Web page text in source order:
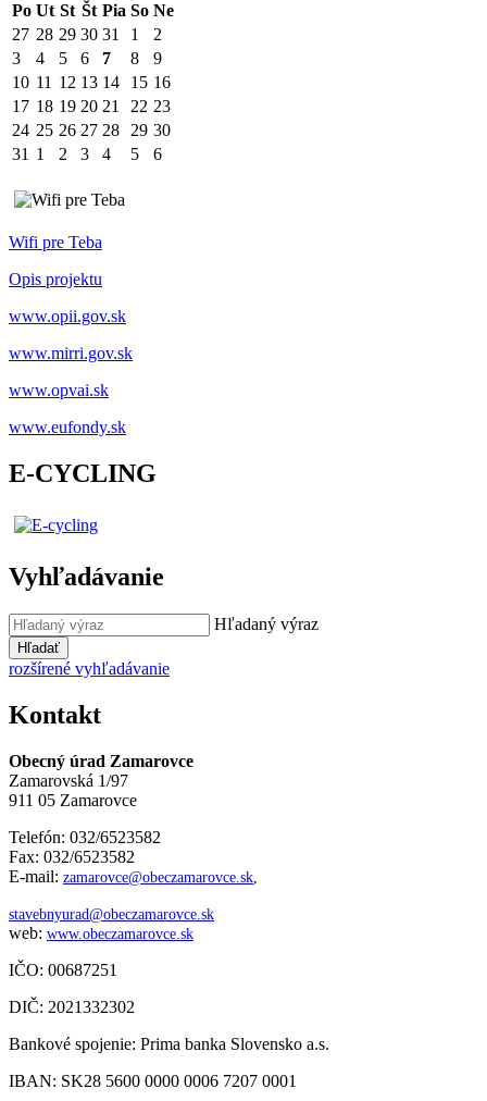
Po Ut St Št Pia So Ne
27 28 29 30 31 1
2
3
4 5 6 7 8
9
10 11 12 13 14 15 16
17 18 19 20 21 22 23
24 25 26 27 28 29 30
31 1 2 3 4 5 6
Wifi pre Teba
Opis projektu
www.opii.gov.sk
www.mirri.gov.sk
www.opvai.sk
www.eufondy.sk
E-CYCLING
Vyhľadávanie
Hľadaný výraz
Hľadať
rozšírené vyhľadávanie
Kontakt
Obecný úrad Zamarovce
Zamarovská 1/97
911 05 Zamarovce
Telefón: 032/6523582
Fax: 032/6523582
E-mail: zamarovce@obeczamarovce.sk
stavebnyurad@obeczamarovce.sk
web: www.obeczamarovce.sk
IČO: 00687251
DIČ: 2021332302
Bankové spojenie: Prima banka Slovensko a.s.
IBAN: SK28 5600 0000 0006 7207 0001